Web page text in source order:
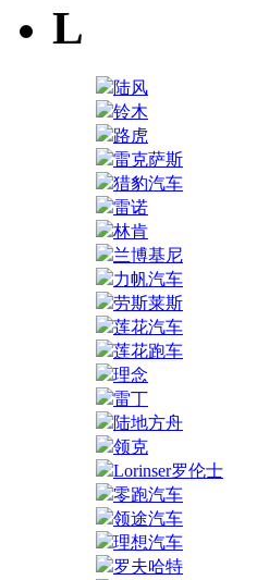
L
陆风
铃木
路虎
雷克萨斯
猎豹汽车
雷诺
林肯
兰博基尼
力帆汽车
劳斯莱斯
莲花汽车
莲花跑车
理念
雷丁
陆地方舟
领克
Lorinser罗伦士
零跑汽车
领途汽车
理想汽车
罗夫哈特